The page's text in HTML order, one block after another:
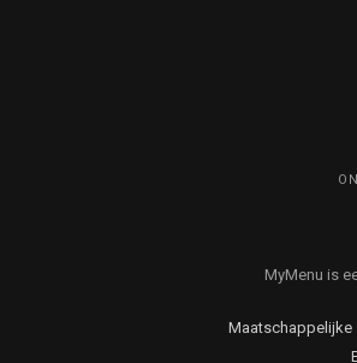
MyMenu is
Maatschappelijke